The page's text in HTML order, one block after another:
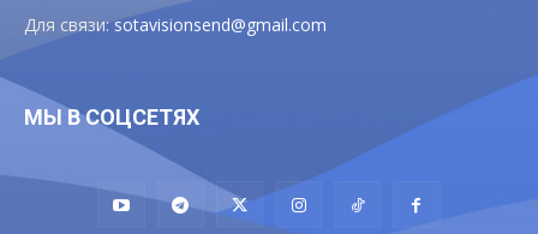
Для связи:sotavisionsend@gmail.com
МЫ В СОЦСЕТЯХ